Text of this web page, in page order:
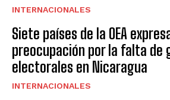
INTERNACIONALES
Siete países de la OEA
preocupación por la falta de
electorales en Nicaragua
INTERNACIONALES